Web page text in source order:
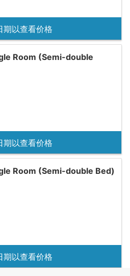
期以查看价格
Room (Semi-double
期以查看价格
Room (Semi-double Bed)
期以查看价格